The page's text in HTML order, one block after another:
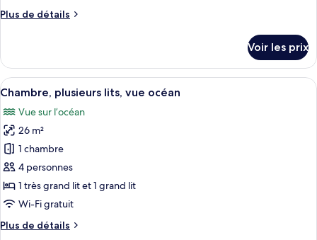
chambre :
lits,
balcon
Plus de détails
Plus
le
type
de
Chambre,
plusieurs
lits,
balcon
Voir les prix
Afficher
toutes
les
photos
pour
ce
type
de
chambre :
Chambre,
Une chambre d’hôtel avec deux
5
Chambre, plusieurs lits, vue océan
Vue sur l’océan
26 m²
1 chambre
4 personnes
1 très grand lit et 1 grand lit
Wi-Fi gratuit
Plus de détails
Plus